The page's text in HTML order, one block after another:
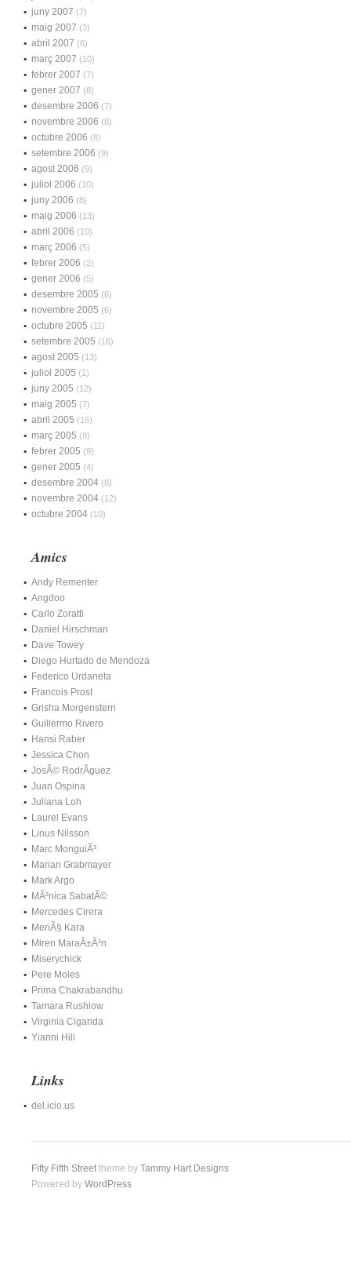
juny 2007 (7)
maig 2007 (3)
abril 2007 (6)
març 2007 (10)
febrer 2007 (7)
gener 2007 (8)
desembre 2006 (7)
novembre 2006 (8)
octubre 2006 (8)
setembre 2006 (9)
agost 2006 (9)
juliol 2006 (10)
juny 2006 (8)
maig 2006 (13)
abril 2006 (10)
març 2006 (5)
febrer 2006 (2)
gener 2006 (5)
desembre 2005 (6)
novembre 2005 (6)
octubre 2005 (11)
setembre 2005 (16)
agost 2005 (13)
juliol 2005 (1)
juny 2005 (12)
maig 2005 (7)
abril 2005 (16)
març 2005 (8)
febrer 2005 (9)
gener 2005 (4)
desembre 2004 (8)
novembre 2004 (12)
octubre 2004 (10)
Amics
Andy Rementer
Angdoo
Carlo Zoratti
Daniel Hirschman
Dave Towey
Diego Hurtado de Mendoza
Federico Urdaneta
Francois Prost
Grisha Morgenstern
Guillermo Rivero
Hansi Raber
Jessica Chon
JosÃ© RodrÃ­guez
Juan Ospina
Juliana Loh
Laurel Evans
Linus Nilsson
Marc MonguiÃ³
Marian Grabmayer
Mark Argo
MÃ²nica SabatÃ©
Mercedes Cirera
MeriÃ§ Kara
Miren MaraÃ±Ã³n
Miserychick
Pere Moles
Prima Chakrabandhu
Tamara Rushlow
Virginia Ciganda
Yianni Hill
Links
del.icio.us
Fifty Fifth Street theme by Tammy Hart Designs
Powered by WordPress